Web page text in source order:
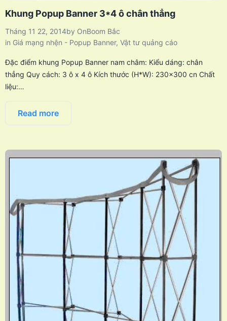
Khung Popup Banner 3*4 ô chân thẳng
Tháng 11 22, 2014by OnBoom Bắc
in Giá mạng nhện - Popup Banner, Vật tư quảng cáo
Đặc điểm khung Popup Banner nam châm: Kiểu dáng: chân
thẳng Quy cách: 3 ô x 4 ô Kích thước (H*W): 230×300 cn Chất
liệu:…
Read more